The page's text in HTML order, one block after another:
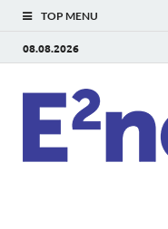
TOP MENU
08.08.2026